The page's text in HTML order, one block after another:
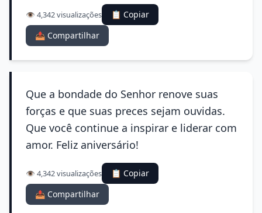
👁️ 4,342 visualizações
📋 Copiar
📤 Compartilhar
Que a bondade do Senhor renove suas
forças e que suas preces sejam ouvidas.
Que você continue a inspirar e liderar com
amor. Feliz aniversário!
👁️ 4,342 visualizações
📋 Copiar
📤 Compartilhar